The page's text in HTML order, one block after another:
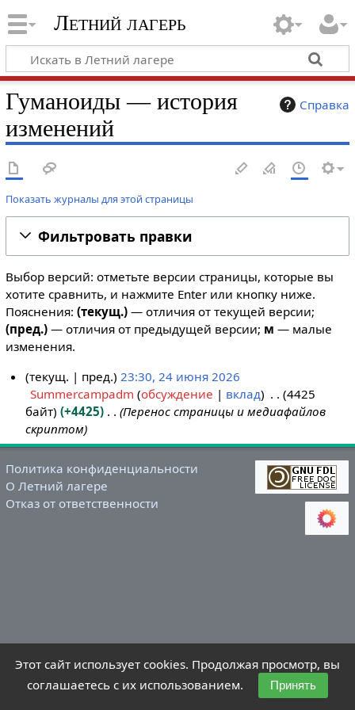
Летний лагерь
Справка
Гуманоиды — история
изменений
Показать журналы для этой страницы
Фильтровать правки
Выбор версий: отметьте версии страницы, которые вы
хотите сравнить, и нажмите Enter или кнопку ниже.
Пояснения: (текущ.)— отличия от текущей версии;
(пред.)— отличия от предыдущей версии; м — малые
изменения.
ю
н
я
2
текущ. пред. 23:30, 24 июня 2026
Summercampadm обсуждение вклад
4425
байт
+4425
Перенос страницы и медиафайлов
скриптом
Политика конфиденциальности
О Летний лагере
Отказ от ответственности
Этот сайт использует cookies. Продолжая просмотр, вы
соглашаетесь с их использованием.
Принять